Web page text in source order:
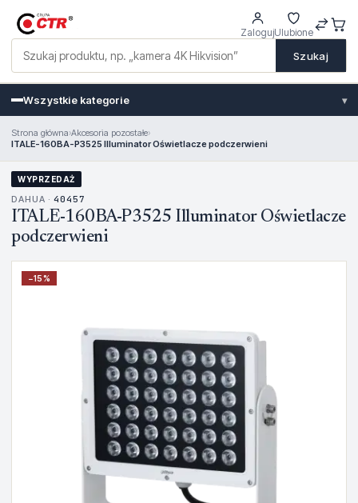
Szukaj
ZalogujUlubione
Wszystkie kategorie ▾
Strona główna›Akcesoria pozostałe›
ITALE-160BA-P3525 Illuminator Oświetlacze podczerwieni
WYPRZEDAŻ
DAHUA · 40457
ITALE-160BA-P3525 Illuminator Oświetlacze
podczerwieni
−15%